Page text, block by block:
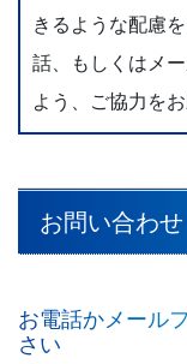
きるような配慮
話、もしくはメ
よう、ご協力を
お問い合わ
お電話かメール
さい